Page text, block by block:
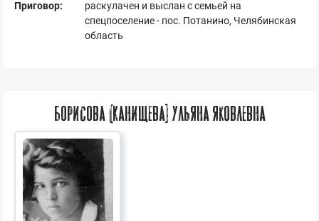
Приговор:
раскулачен и выслан с семьей на
спецпоселение - пос. Потанино, Челябинская
область
Борисова (Канищева) Ульяна Яковлевна